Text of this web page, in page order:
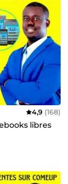
4,9 (168)
libres